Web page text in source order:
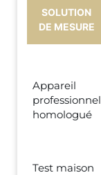
SOLUTION
DE MESURE
Appareil
professionnel
homologué
Test maison